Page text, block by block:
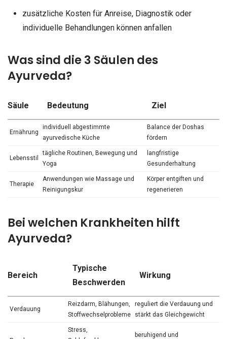
zusätzliche Kosten für Anreise, Diagnostik oder
individuelle Behandlungen können anfallen
Was sind die 3 Säulen des
Ayurveda?
Säule Bedeutung Ziel
Ernährung
individuell abgestimmte
ayurvedische Küche
Balance der Doshas
fördern
Lebensstil
tägliche Routinen, Bewegung und
Yoga
langfristige
Gesunderhaltung
Therapie
Anwendungen wie Massage und
Reinigungskur
Körper entgiften und
regenerieren
Bei welchen Krankheiten hilft
Ayurveda?
Bereich
Typische
Beschwerden
Wirkung
Verdauung
Reizdarm, Blähungen,
Stoffwechselprobleme
reguliert die Verdauung und
stärkt das Gleichgewicht
Stress,
beruhigend und